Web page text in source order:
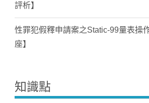
評析】
性罪犯假釋申請案之Static-99量表操
座】
知識點